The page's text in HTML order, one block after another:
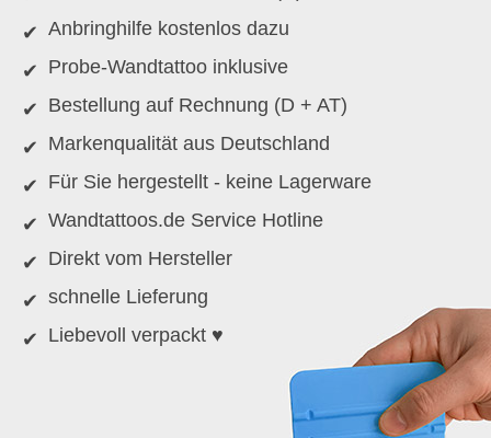
Anbringhilfe kostenlos dazu
Probe-Wandtattoo inklusive
Bestellung auf Rechnung (D + AT)
Markenqualität aus Deutschland
Für Sie hergestellt - keine Lagerware
Wandtattoos.de Service Hotline
Direkt vom Hersteller
schnelle Lieferung
Liebevoll verpackt ♥